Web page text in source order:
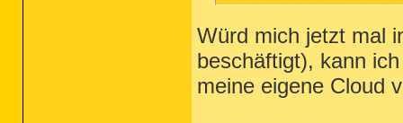
Würd mich jetzt mal
beschäftigt), kann
meine eigene Cloud